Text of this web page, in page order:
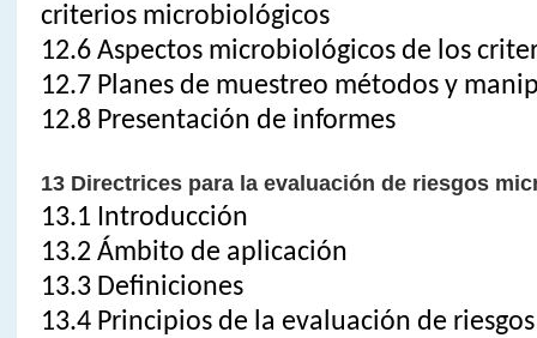
criterios microbiológicos
12.6 Aspectos microbiológicos de los
12.7 Planes de muestreo métodos y
12.8 Presentación de informes
13 Directrices para la evaluación de riesgos
13.1 Introducción
13.2 Ámbito de aplicación
13.3 Definiciones
13.4 Principios de la evaluación de